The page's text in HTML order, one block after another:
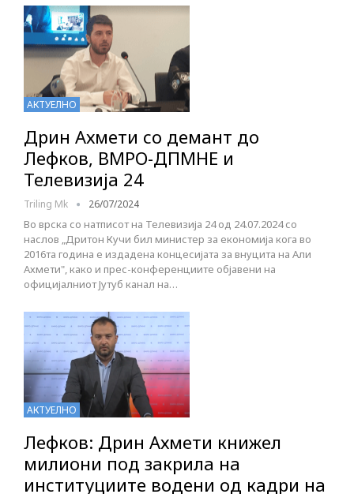
АКТУЕЛНО
Дрин Ахмети со демант до
Лефков, ВМРО-ДПМНЕ и
Телевизија 24
Triling Mk 26/07/2024
Во врска со натписот на Телевизија 24 од 24.07.2024 со
наслов „Дритон Кучи бил министер за економија кога во
2016та година е издадена концесијата за внуцита на Али
Ахмети", како и прес-конференциите објавени на
официјалниот Јутуб канал на…
АКТУЕЛНО
Лефков: Дрин Ахмети книжел
милиони под закрила на
институциите водени од кадри на